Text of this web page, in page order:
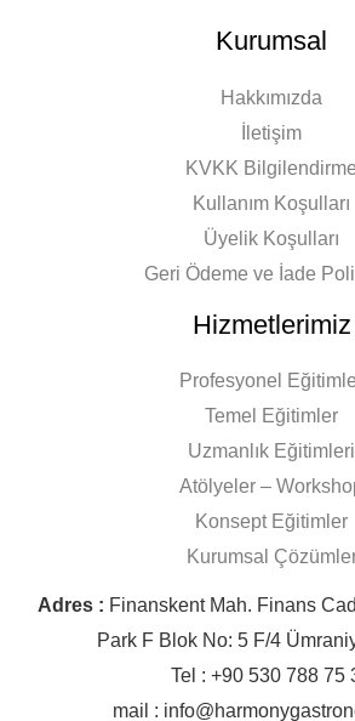
Kurumsal
Hakkımızda
İletişim
KVKK Bilgilendirme
Kullanım Koşulları
Üyelik Koşulları
Geri Ödeme ve İade
Hizmetlerimiz
Profesyonel
Temel Eğitimler
Uzmanlık Eğitimleri
Atölyeler –
Konsept Eğitimler
Kurumsal
Adres : Finanskent Mah. Finans
Park F Blok No: 5 F/4
Tel : +90 530 788 75
mail :